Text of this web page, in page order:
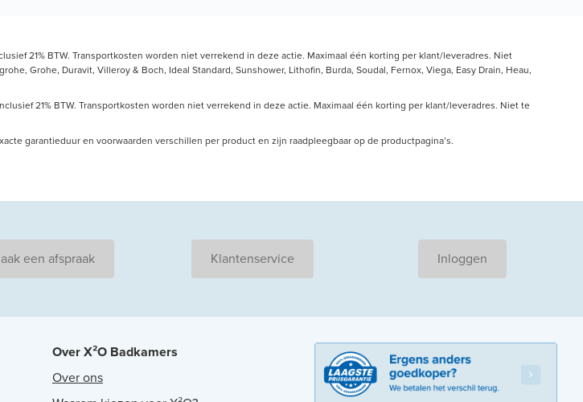
21% BTW. Transportkosten worden niet verrekend in deze actie. Maximaal één korting per klant/leveradres. Niet
Grohe, Duravit, Villeroy & Boch, Ideal Standard, Sunshower, Lithofin, Burda, Soudal, Fernox, Viega, Easy Drain, Heau,
21% BTW. Transportkosten worden niet verrekend in deze actie. Maximaal één korting per klant/leveradres. Niet te
garantieduur en voorwaarden verschillen per product en zijn raadpleegbaar op de productpagina’s.
een afspraak Klantenservice Inloggen
Over X²O Badkamers
Over ons